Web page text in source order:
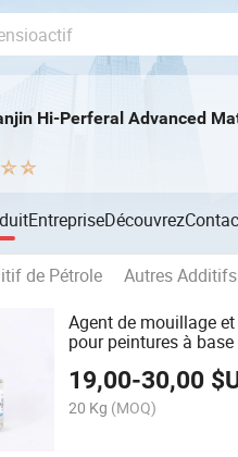
Hi-Perferal Advanced
EntrepriseDécouvrez
de Pétrole Autres Additifs
Agent de mouillage
pour peintures à base
19,00-30,00
20 Kg (MOQ)